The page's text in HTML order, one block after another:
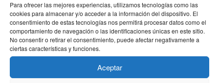
Para ofrecer las mejores experiencias, utilizamos tecnologías como las
cookies para almacenar y/o acceder a la información del dispositivo. El
consentimiento de estas tecnologías nos permitirá procesar datos como el
comportamiento de navegación o las identificaciones únicas en este sitio.
No consentir o retirar el consentimiento, puede afectar negativamente a
ciertas características y funciones.
Aceptar
El juez Pedraz imputa a la presidenta de la SEPI
y a otras 24 personas en el ‘caso Leire’ por
presunta corrupción
29/06/2026
El PSOE se prepara para un Comité Federal bajo
la tormenta judicial del ‘caso Leire’